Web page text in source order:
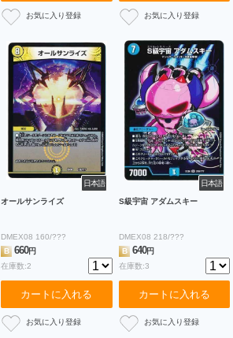
日本語
オールサンライズ
DMEX08 160/???
B
660円
在庫数:2
カートに入れる
日本語
S級宇宙 アダムスキー
DMEX08 218/???
B 640円
在庫数:3
カートに入れる